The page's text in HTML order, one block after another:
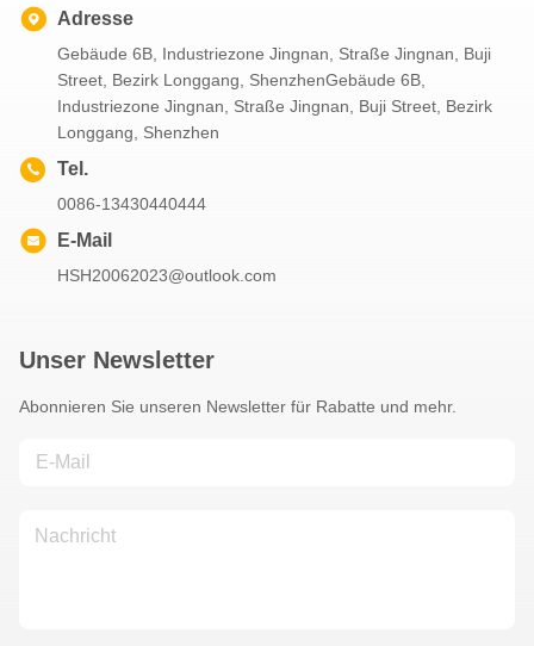
Adresse
Gebäude 6B, Industriezone Jingnan, Straße Jingnan, Buji
Street, Bezirk Longgang, ShenzhenGebäude 6B,
Industriezone Jingnan, Straße Jingnan, Buji Street, Bezirk
Longgang, Shenzhen
Tel.
0086-13430440444
E-Mail
HSH20062023@outlook.com
Unser Newsletter
Abonnieren Sie unseren Newsletter für Rabatte und mehr.